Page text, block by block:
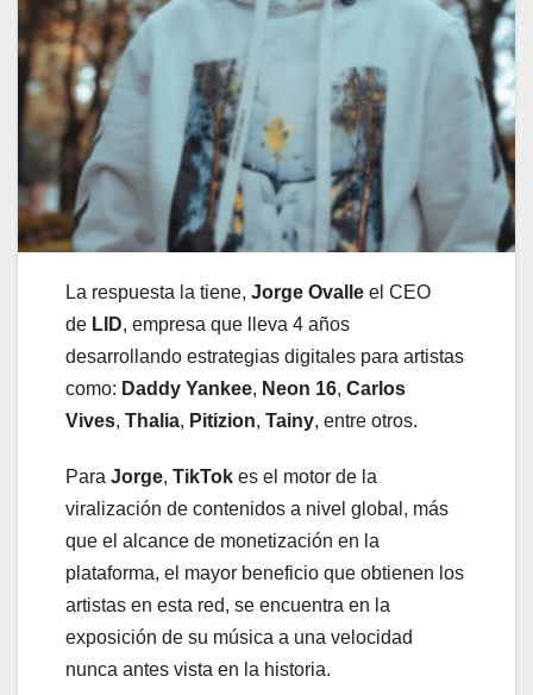
La respuesta la tiene, Jorge Ovalle el CEO
de LID, empresa que lleva 4 años
desarrollando estrategias digitales para artistas
como: Daddy Yankee, Neon 16, Carlos
Vives, Thalia, Pitizion, Tainy, entre otros.
Para Jorge, TikTok es el motor de la
viralización de contenidos a nivel global, más
que el alcance de monetización en la
plataforma, el mayor beneficio que obtienen los
artistas en esta red, se encuentra en la
exposición de su música a una velocidad
nunca antes vista en la historia.